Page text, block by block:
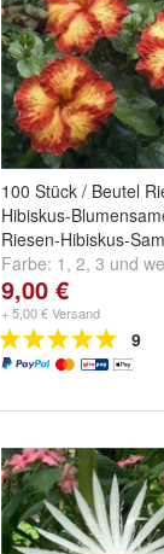
100 Stück / Beutel
Hibiskus-
Riesen-Hibiskus-
Farbe: 1 , 2, 3 und
9,00 €
+ 5,00 € Versand
9